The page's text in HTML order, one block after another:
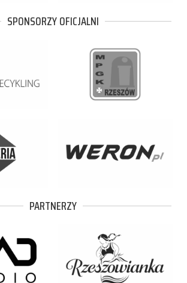
SPONSORZY OFICJALNI
PARTNERZY